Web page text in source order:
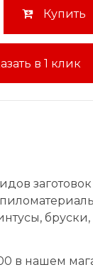
Купить
в 1 клик
бруски,
в нашем